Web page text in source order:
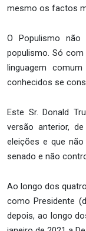
mesmo os factos
O Populismo
populismo. Só
linguagem
conhecidos se
Este Sr. Donald
versão anterior,
eleições e que
senado e não
Ao longo dos
como Presidente
depois, ao longo